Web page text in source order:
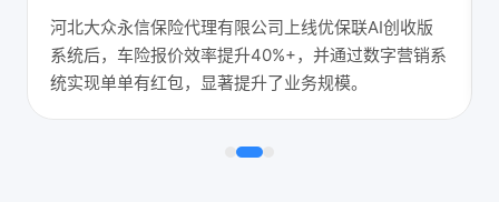
河北大众永信保险代理有限公司上线优保联AI创收版
系统后，车险报价效率提升40%+，并通过数字营销系
统实现单单有红包，显著提升了业务规模。